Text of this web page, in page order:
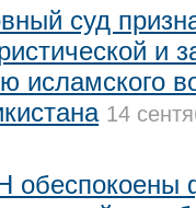
суд
и
исламского
14
обеспокоены